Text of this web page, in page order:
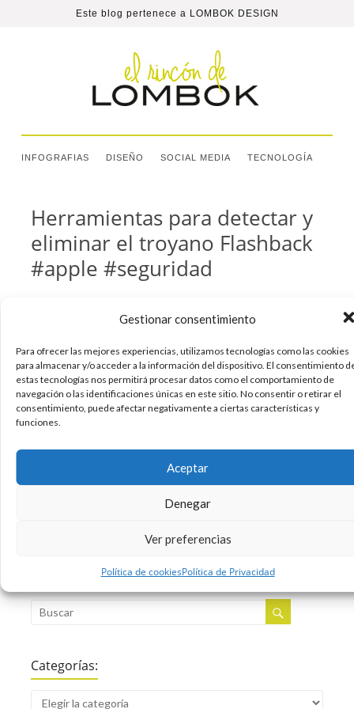
Gestionar consentimiento
Para ofrecer las mejores experiencias, utilizamos tecnologías como las cookies
para almacenar y/o acceder a la información del dispositivo. El consentimiento
estas tecnologías nos permitirá procesar datos como el comportamiento de
navegación o las identificaciones únicas en este sitio. No consentir o retirar el
consentimiento, puede afectar negativamente a ciertas características y
funciones.
Aceptar
Denegar
Ver preferencias
Política de cookiesPolítica de Privacidad
Este blog pertenece a LOMBOK DESIGN
INFOGRAFIAS DISEÑO SOCIAL MEDIA TECNOLOGÍA
Herramientas para detectar y
eliminar el troyano Flashback
#apple #seguridad
herramientas para eliminar el troyano
infectados, adelantándose así a Apple en la
publicación de una solución. Ahora mismo
disponemos de estas dos soluciones, además de
la posibilidad de eliminarlo a mano
Seguridad
Sin comentarios
Categorías: